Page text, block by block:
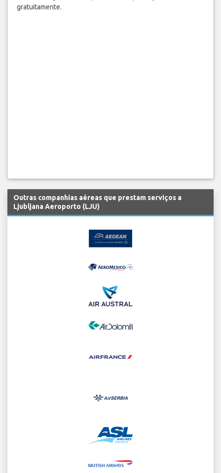
gratuitamente.
Outras companhias aéreas que prestam serviços a
Ljubljana Aeroporto (LJU)